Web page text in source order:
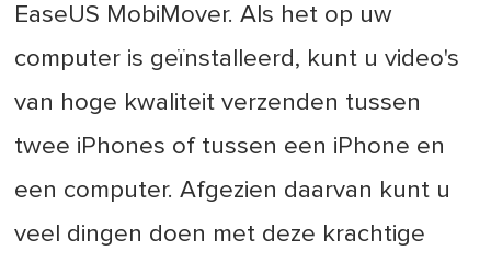
EaseUS MobiMover. Als het op uw
computer is geïnstalleerd, kunt u video's
van hoge kwaliteit verzenden tussen
twee iPhones of tussen een iPhone en
een computer. Afgezien daarvan kunt u
veel dingen doen met deze krachtige